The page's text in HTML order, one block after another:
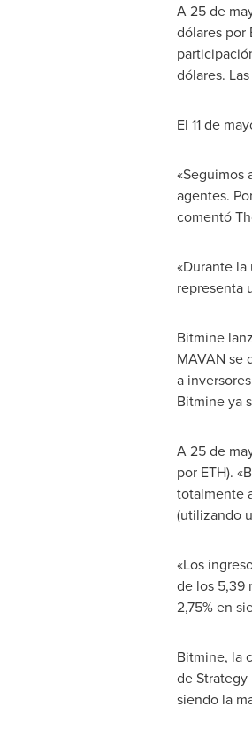
A 25 de
dólares por
dólares.
El 11 de
«Seguimos
agentes.
comentó
«Durante la
representa
Bitmine
MAVAN se
a
Bitmine ya
A 25 de
por ETH).
totalmente
(utilizando
«Los
de los 5,39
2,75% en
Bitmine, la
de Strategy
siendo la